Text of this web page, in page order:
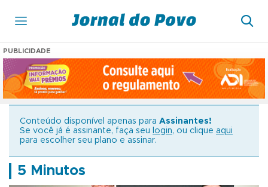
PUBLICIDADE
Conteúdo disponível apenas para Assinantes!
Se você já é assinante, faça seu
login, ou clique aqui
para escolher seu plano e assinar.
5 Minutos